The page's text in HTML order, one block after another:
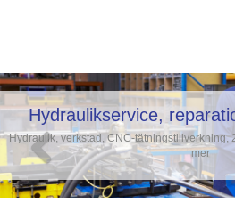
Hydraulikservice,
Hydraulik, verkstad, CNC-tätningstillverkning,
mer